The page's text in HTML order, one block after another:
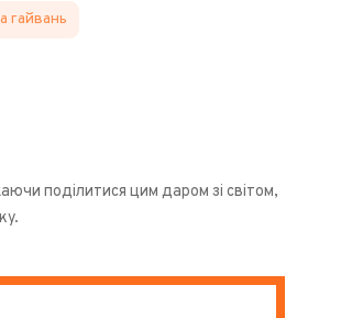
гайвань
поділитися цим даром зі світом,